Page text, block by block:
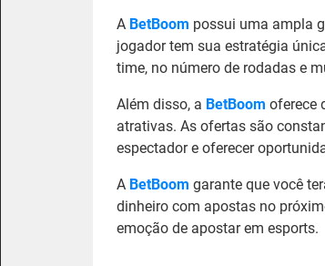
A BetBoom possui uma ampla
jogador tem sua estratégia
time, no número de rodadas e
Além disso, a BetBoom oferece
atrativas. As ofertas são
espectador e oferecer
A BetBoom garante que você
dinheiro com apostas no
emoção de apostar em esports.